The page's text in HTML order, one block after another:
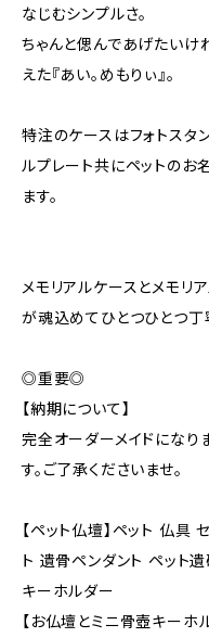
なじむシンプルさ。
ちゃんと偲んであげたいけ
えた『あい。めもりぃ』。
特注のケースはフォトスタ
ルプレート共にペットのお
ます。
メモリアルケースとメモリ
が魂込めてひとつひとつ丁
◎重要◎
【納期について】
完全オーダーメイドになり
す。ご了承くださいませ。
【ペット仏壇】ペット 仏
ト 遺骨ペンダント ペット
キーホルダー
【お仏壇とミニ骨壺キーホ